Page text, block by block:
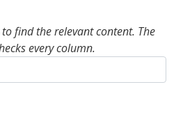
find the relevant content. The
every column.